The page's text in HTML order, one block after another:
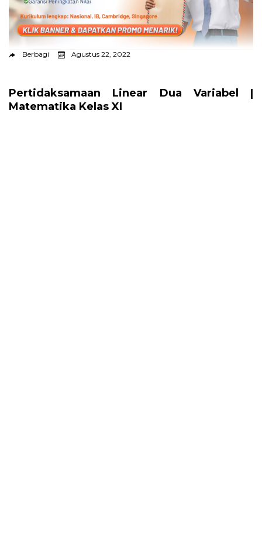
Berbagi Agustus 22, 2022
Pertidaksamaan Linear Dua Variabel |
Matematika Kelas XI